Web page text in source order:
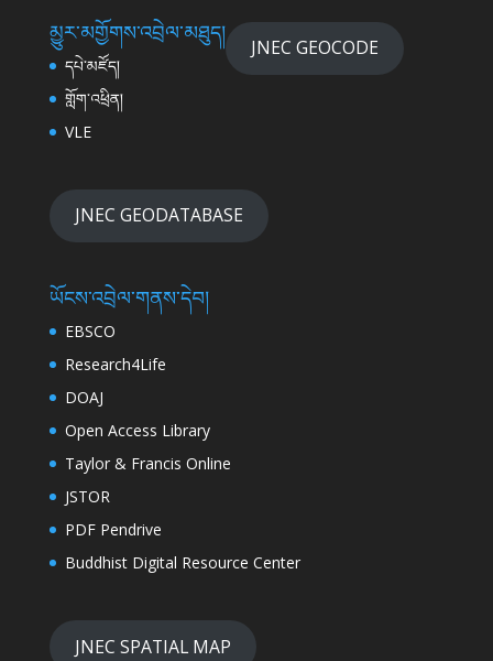
མྱུར་མགྱོགས་འབྲེལ་མཐུད།
དཔེ་མཛོད།
གློག་འཕྲིན།
VLE
JNEC GEOCODE
JNEC GEODATABASE
ཡོངས་འབྲེལ་གནས་དེབ།
EBSCO
Research4Life
DOAJ
Open Access Library
Taylor & Francis Online
JSTOR
PDF Pendrive
Buddhist Digital Resource Center
JNEC SPATIAL MAP